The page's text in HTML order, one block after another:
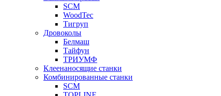
SCM
WoodTec
Тигруп
Дровоколы
Белмаш
Тайфун
ТРИУМФ
Клеенаносящие станки
Комбинированные станки
SCM